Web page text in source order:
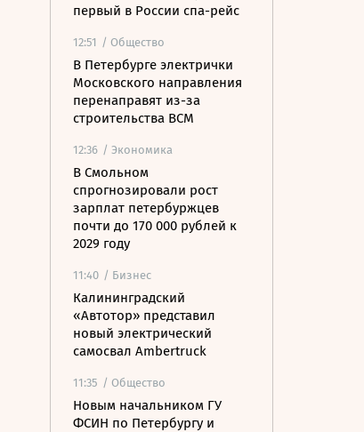
первый в России спа-рейс
12:51 / Общество
В Петербурге электрички
Московского направления
перенаправят из-за
строительства ВСМ
12:36 / Экономика
В Смольном
спрогнозировали рост
зарплат петербуржцев
почти до 170 000 рублей к
2029 году
11:40 / Бизнес
Калининградский
«Автотор» представил
новый электрический
самосвал Ambertruck
11:35 / Общество
Новым начальником ГУ
ФСИН по Петербургу и